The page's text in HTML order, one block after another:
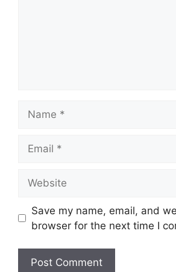
Save my name, email, and
browser for the next time I